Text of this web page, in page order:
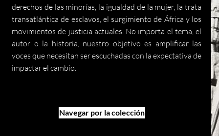
derechos de las minorías, la igualdad de la mujer, la trata
transatlántica de esclavos, el surgimiento de África y los
movimientos de justicia actuales. No importa el tema, el
autor o la historia, nuestro objetivo es amplificar las
voces que necesitan ser escuchadas con la expectativa de
impactar el cambio.
Navegar por la colección